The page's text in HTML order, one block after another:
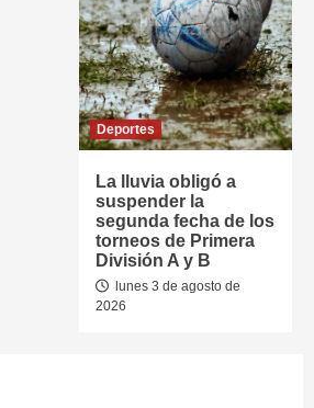
Deportes
La lluvia obligó a
suspender la
segunda fecha de los
torneos de Primera
División A y B
lunes 3 de agosto de
2026